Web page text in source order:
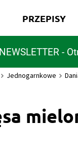
NEWSLETTER -
PRZEPISY
Jednogarnkowe